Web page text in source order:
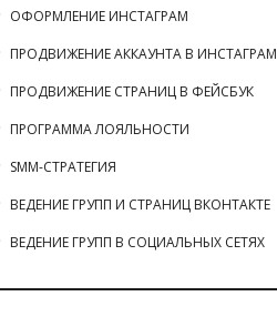
ОФОРМЛЕНИЕ ИНСТАГРАМ
ПРОДВИЖЕНИЕ АККАУНТА В ИНСТАГРАМ
ПРОДВИЖЕНИЕ СТРАНИЦ В ФЕЙСБУК
ПРОГРАММА ЛОЯЛЬНОСТИ
SMM-СТРАТЕГИЯ
ВЕДЕНИЕ ГРУПП И СТРАНИЦ ВКОНТАКТЕ
ВЕДЕНИЕ ГРУПП В СОЦИАЛЬНЫХ СЕТЯХ